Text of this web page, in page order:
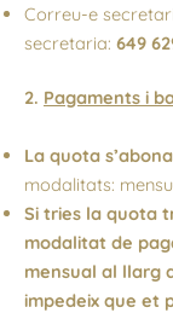
Correu-e
secretaria: 649
2. Pagaments i
La quota
modalitats:
Si tries la quota
modalitat de
mensual al llarg
impedeix que et